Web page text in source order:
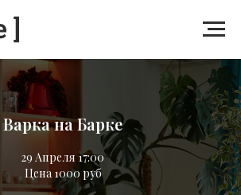
Варка на Барке
29 Апреля 17:00
Цена 1000 руб